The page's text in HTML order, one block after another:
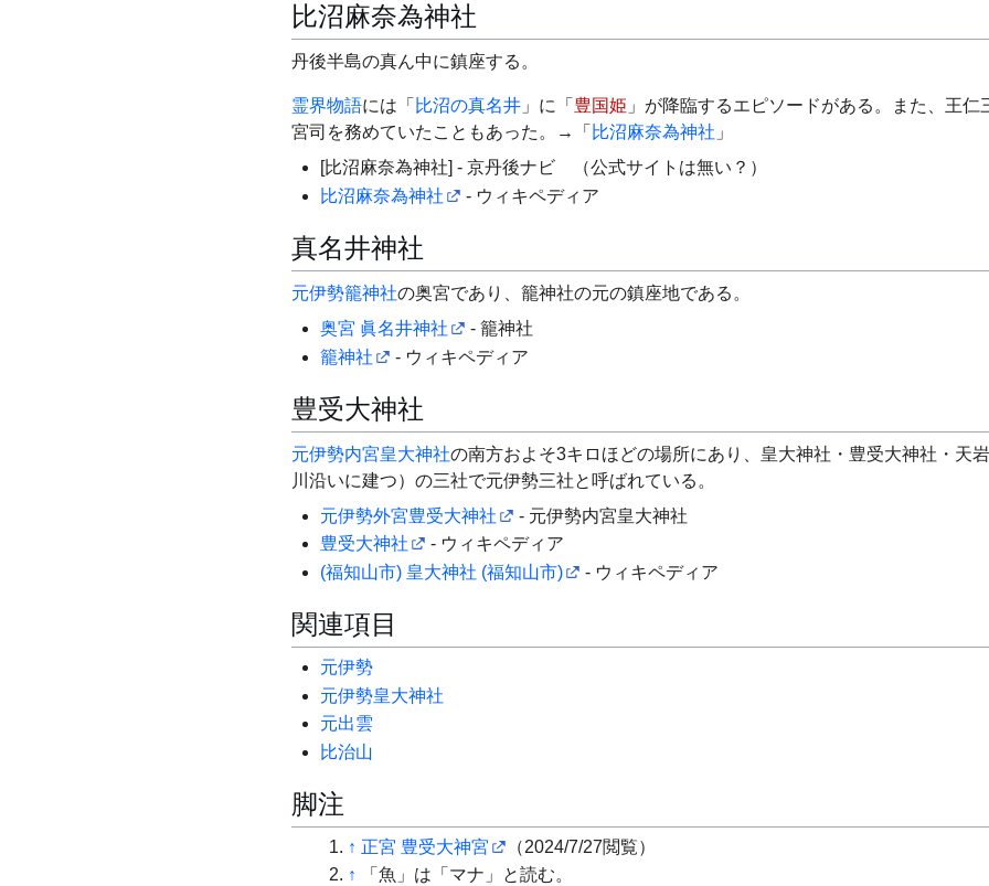
比沼麻奈為神社
丹後半島の真ん中に鎮座する。
霊界物語には「 比沼の真名井 」に「 豊国姫 」が降臨するエピソードがある。また、王
宮司を務めていたこともあった。→「 比沼麻奈為神社 」
[比沼麻奈為神社] - 京丹後ナビ （公式サイトは無い？）
比沼麻奈為神社
- ウィキペディア
真名井神社
元伊勢籠神社の奥宮であり、籠神社の元の鎮座地である。
奥宮 眞名井神社
- 籠神社
籠神社
- ウィキペディア
豊受大神社
元伊勢内宮皇大神社の南方およそ3キロほどの場所にあり、皇大神社・豊受大神社・天
川沿いに建つ）の三社で元伊勢三社と呼ばれている。
元伊勢外宮豊受大神社
- 元伊勢内宮皇大神社
豊受大神社
- ウィキペディア
(福知山市) 皇大神社 (福知山市)
- ウィキペディア
関連項目
元伊勢
元伊勢皇大神社
元出雲
比治山
脚注
↑ 正宮 豊受⼤神宮
（2024/7/27閲覧）
↑
「魚」は「マナ」と読む。